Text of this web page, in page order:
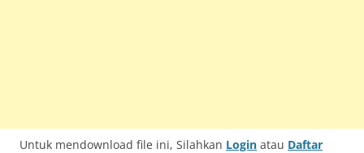
Untuk mendownload file ini, Silahkan Login atau Daftar